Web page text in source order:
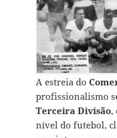
A estreia do
profissionalismo
Terceira Divisão,
nível do futebol,